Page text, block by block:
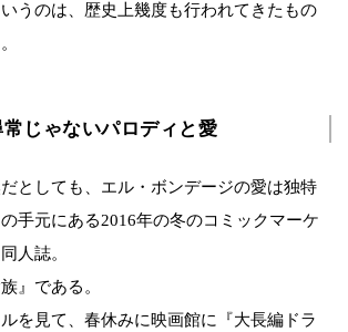
うのは、歴史上幾度も行われてきたもの
常じゃないパロディと愛
としても、エル・ボンデージの愛は独特
手元にある2016年の冬のコミックマーケ
人誌。
』である。
を見て、春休みに映画館に『大長編ドラ